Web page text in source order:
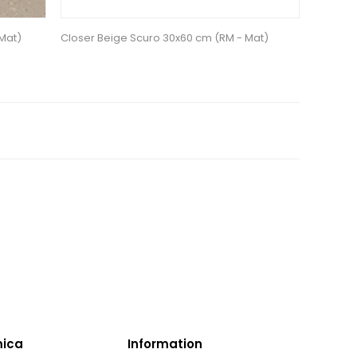
Closer Beige Scuro 30x60 cm (RM - Mat)
Information